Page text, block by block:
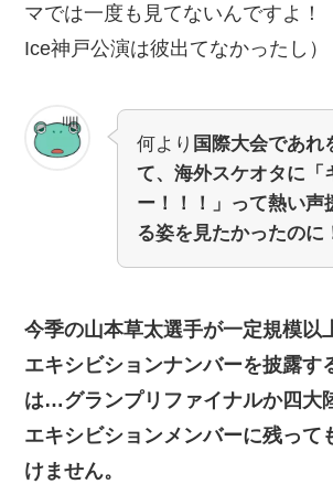
マでは一度も見てないんですよ！
Ice神戸公演は彼出てなかったし）
何より 国際大会であれ
て、海外スケオタに「
ー！！！」って熱い声
る姿を見たかったのに
今季の山本草太選手が一定規模以
エキシビションナンバーを披露す
は…グランプリファイナルか四大
エキシビションメンバーに残って
けません。